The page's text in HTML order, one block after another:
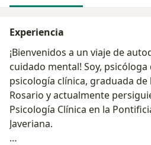
Experiencia
¡Bienvenidos a un viaje de
cuidado mental! Soy,
psicología clínica, graduada de
Rosario y actualmente
Psicología Clínica en la
Javeriana.